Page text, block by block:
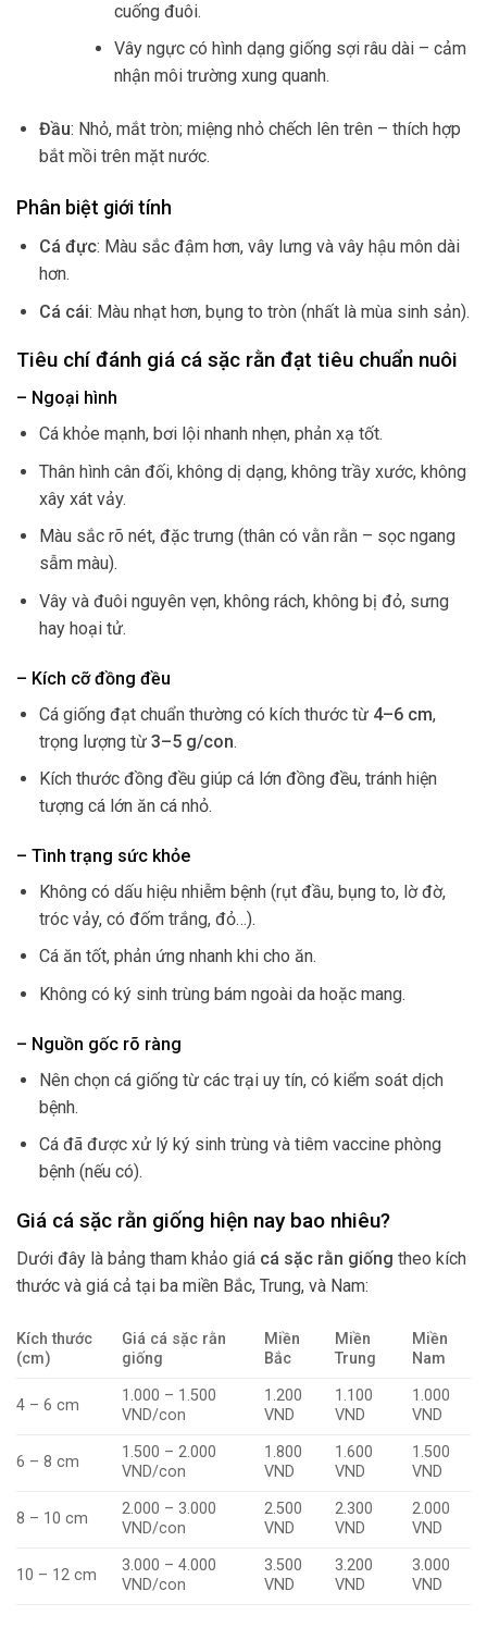
cuống đuôi.
Vây ngực có hình dạng giống sợi râu dài – cảm
nhận môi trường xung quanh.
Đầu: Nhỏ, mắt tròn; miệng nhỏ chếch lên trên – thích hợp
bắt mồi trên mặt nước.
Phân biệt giới tính
Cá đực: Màu sắc đậm hơn, vây lưng và vây hậu môn dài
hơn.
Cá cái: Màu nhạt hơn, bụng to tròn (nhất là mùa sinh sản).
Tiêu chí đánh giá cá sặc rằn đạt tiêu chuẩn nuôi
– Ngoại hình
Cá khỏe mạnh, bơi lội nhanh nhẹn, phản xạ tốt.
Thân hình cân đối, không dị dạng, không trầy xước, không
xây xát vảy.
Màu sắc rõ nét, đặc trưng (thân có vằn rằn – sọc ngang
sẫm màu).
Vây và đuôi nguyên vẹn, không rách, không bị đỏ, sưng
hay hoại tử.
– Kích cỡ đồng đều
Cá giống đạt chuẩn thường có kích thước từ 4–6 cm,
trọng lượng từ 3–5 g/con.
Kích thước đồng đều giúp cá lớn đồng đều, tránh hiện
tượng cá lớn ăn cá nhỏ.
– Tình trạng sức khỏe
Không có dấu hiệu nhiễm bệnh (rụt đầu, bụng to, lờ đờ,
tróc vảy, có đốm trắng, đỏ…).
Cá ăn tốt, phản ứng nhanh khi cho ăn.
Không có ký sinh trùng bám ngoài da hoặc mang.
– Nguồn gốc rõ ràng
Nên chọn cá giống từ các trại uy tín, có kiểm soát dịch
bệnh.
Cá đã được xử lý ký sinh trùng và tiêm vaccine phòng
bệnh (nếu có).
Giá cá sặc rằn giống hiện nay bao nhiêu?
Dưới đây là bảng tham khảo giá cá sặc rằn giống theo kích
thước và giá cả tại ba miền Bắc, Trung, và Nam:
Kích thước
(cm)
Giá cá sặc rằn
giống
Miền
Bắc
Miền
Trung
Miền
Nam
4 – 6 cm
1.000 – 1.500
VND/con
1.200
VND
1.100
VND
1.000
VND
6 – 8 cm
1.500 – 2.000
VND/con
1.800
VND
1.600
VND
1.500
VND
8 – 10 cm
2.000 – 3.000
VND/con
2.500
VND
2.300
VND
2.000
VND
10 – 12 cm
3.000 – 4.000
VND/con
3.500
VND
3.200
VND
3.000
VND